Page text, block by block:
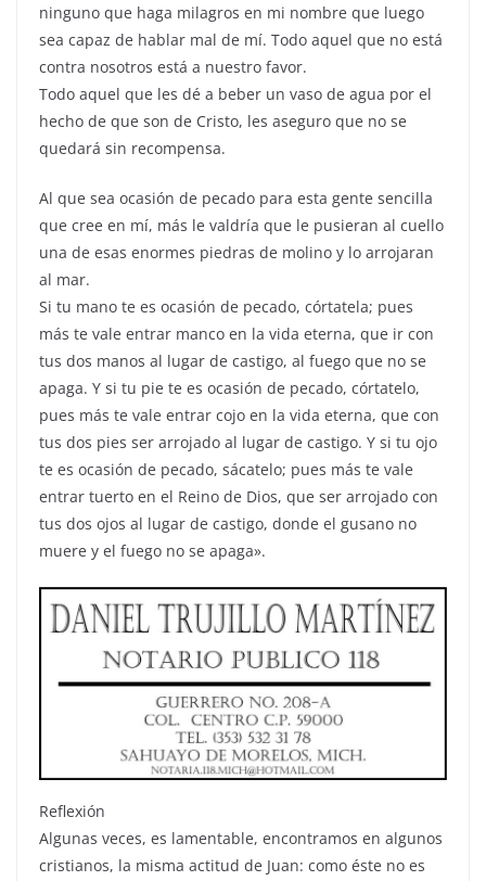
ninguno que haga milagros en mi nombre que luego
sea capaz de hablar mal de mí. Todo aquel que no está
contra nosotros está a nuestro favor.
Todo aquel que les dé a beber un vaso de agua por el
hecho de que son de Cristo, les aseguro que no se
quedará sin recompensa.
Al que sea ocasión de pecado para esta gente sencilla
que cree en mí, más le valdría que le pusieran al cuello
una de esas enormes piedras de molino y lo arrojaran
al mar.
Si tu mano te es ocasión de pecado, córtatela; pues
más te vale entrar manco en la vida eterna, que ir con
tus dos manos al lugar de castigo, al fuego que no se
apaga. Y si tu pie te es ocasión de pecado, córtatelo,
pues más te vale entrar cojo en la vida eterna, que con
tus dos pies ser arrojado al lugar de castigo. Y si tu ojo
te es ocasión de pecado, sácatelo; pues más te vale
entrar tuerto en el Reino de Dios, que ser arrojado con
tus dos ojos al lugar de castigo, donde el gusano no
muere y el fuego no se apaga».
Reflexión
Algunas veces, es lamentable, encontramos en algunos
cristianos, la misma actitud de Juan: como éste no es